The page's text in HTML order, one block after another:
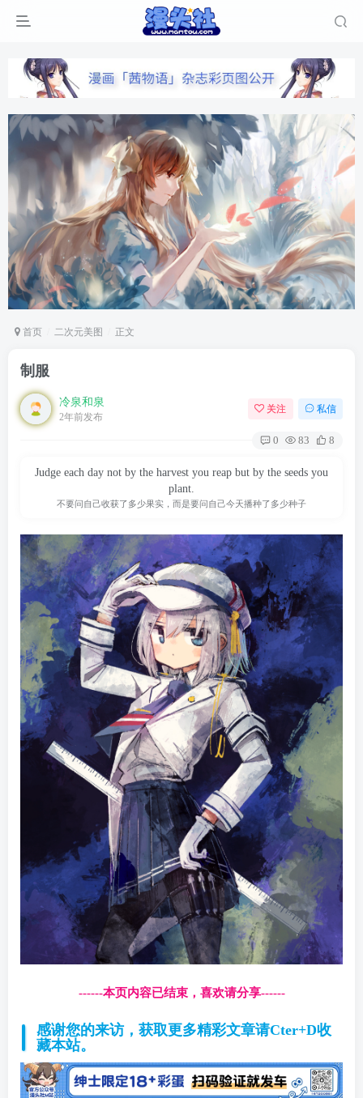
首页 二次元美图 正文
制服
冷泉和泉
2年前发布
关注 私信
0 83 8
Judge each day not by the harvest you reap but by the seeds you
plant.
不要问自己收获了多少果实，而是要问自己今天播种了多少种子
------本页内容已结束，喜欢请分享------
感谢您的来访，获取更多精彩文章请Cter+D收
藏本站。